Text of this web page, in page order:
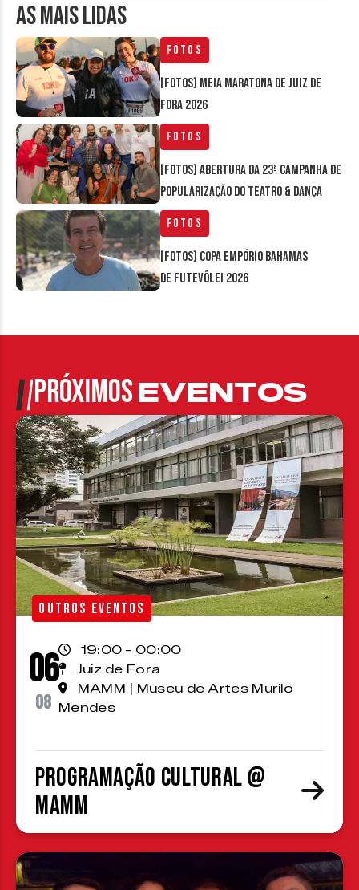
AS MAIS LIDAS
Fotos
[FOTOS] Meia Maratona de Juiz de
Fora 2026
Fotos
[FOTOS] Abertura da 23ª Campanha de
Popularização do Teatro & Dança
Fotos
[FOTOS] Copa Empório Bahamas
de Futevôlei 2026
PRÓXIMOSEVENTOS
OUTROS EVENTOS
06
08
19:00 - 00:00
Juiz de Fora
MAMM | Museu de Artes Murilo
Mendes
Programação cultural @
MAMM